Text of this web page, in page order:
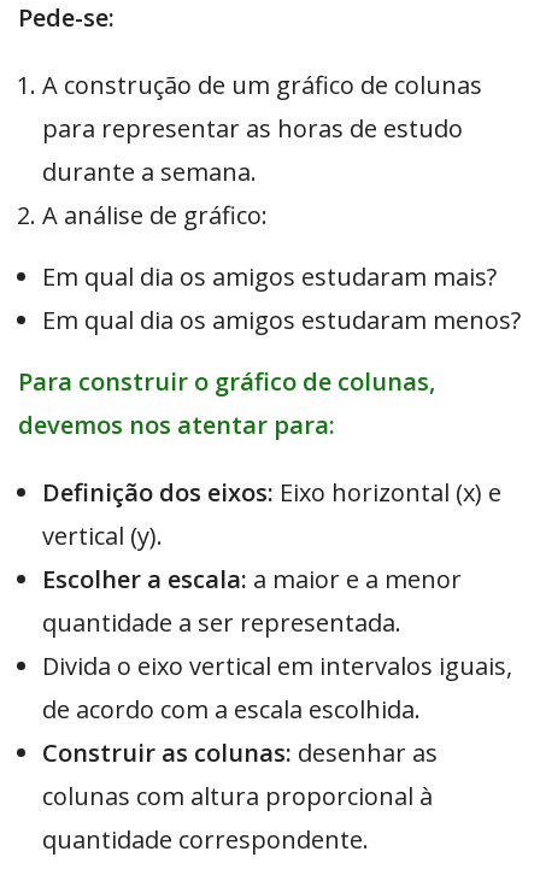
Pede-se:
A construção de um gráfico de colunas
para representar as horas de estudo
durante a semana.
A análise de gráfico:
Em qual dia os amigos estudaram mais?
Em qual dia os amigos estudaram menos?
Para construir o gráfico de colunas,
devemos nos atentar para:
Definição dos eixos: Eixo horizontal (x) e
vertical (y).
Escolher a escala: a maior e a menor
quantidade a ser representada.
Divida o eixo vertical em intervalos iguais,
de acordo com a escala escolhida.
Construir as colunas: desenhar as
colunas com altura proporcional à
quantidade correspondente.